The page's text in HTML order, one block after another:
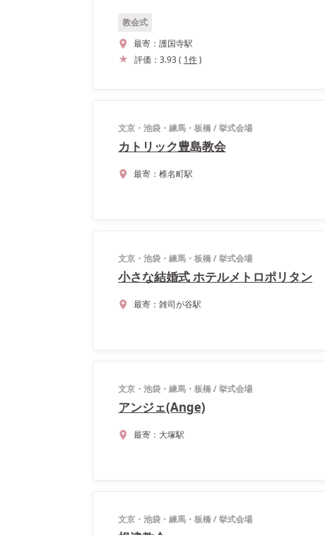
教会式
最寄： 護国寺駅
評価： 3.93( 1件)
文京・池袋・練馬・板橋/挙式会場
カトリック豊島教会
最寄： 椎名町駅
文京・池袋・練馬・板橋/挙式会場
小さな結婚式 ホテルメトロポリタン
最寄： 雑司が谷駅
文京・池袋・練馬・板橋/挙式会場
アンジェ(Ange)
最寄： 大塚駅
文京・池袋・練馬・板橋/挙式会場